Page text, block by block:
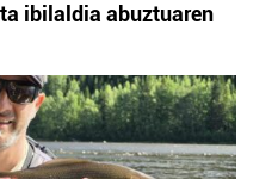
ibilaldia abuztuaren